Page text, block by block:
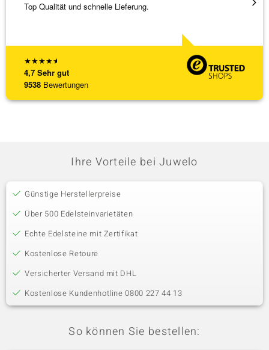
★★★★★
4,7 Sehr gut
9538 Bewertungen
Top Qualität und schnelle Lieferung.
Ihre Vorteile bei Juwelo
Günstige Herstellerpreise
Über 500 Edelsteinvarietäten
Echte Edelsteine mit Zertifikat
Kostenlose Retoure
Versicherter Versand mit DHL
Kostenlose Kundenhotline 0800 227 44 13
So können Sie bestellen: